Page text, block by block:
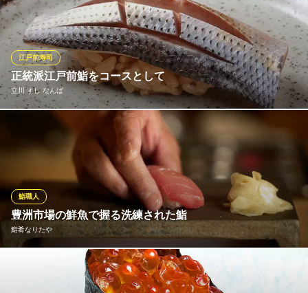
ら、毎日朝早くから豊洲市場に出向き、鮮度抜群のネタを仕入れ
ております。定番ネタや季節によって変わるネタが勢揃い。ネタ
の鮮度を落とさぬよう丁寧かつ素早く握る職人技の光る寿司を、
どうぞじっくりと味わってください。
まぐろ人 立川店
ネタにこだわる寿司屋
ＪＲ立川駅 徒歩2分
東京都立川市柴崎町3-2-1 グランデュオ立川7F
正統派江戸前鮨をコースとして
立川 すし なんば
江戸前寿司
始まりは心を解きほぐす、濃厚なｼｼﾞﾐのｽｰﾌﾟから。その後、尾道
名産ﾈﾌﾞﾄの素揚げ、梅干をのせた茶碗蒸し、青森産ﾑﾗｻｷｳﾆと北海
道産ﾊﾞﾌﾝｳﾆをｱｵﾘｲｶで巻いた2種類のｳﾆ食べ比べなど…ｳｨｯﾄの効い
たつまみが続き、お待ちかねの正統な江戸前握りが登場。大ﾄﾛの
筋部分に自家製塩をまぶした独自の味わい方も鮨まつもとならで
はの魅力。
立川 すし なんば
ミシュラン出身大将の鮨
ＪＲ立川駅 徒歩2分
東京都立川市柴崎町3-1-7 立川南口第2ビル5F
豊洲市場の鮮魚で握る洗練された鮨
鮨肴なりたや
鮨職人
豊洲市場から仕入れる天然の“生”鮪をご堪能ください。天然の餌を
食べ、休むことなく泳ぎ続けた鮪は、締まった身と濃い旨みが特